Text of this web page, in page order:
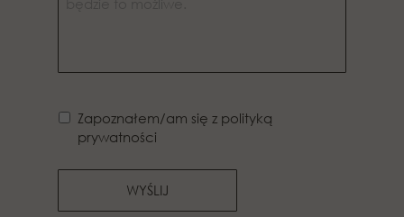
Zapoznałem/am się z polityką
prywatności
WYŚLIJ